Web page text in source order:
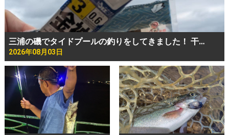
三浦の磯でタイドプールの釣りをしてきました！ 干…
2026年08月03日